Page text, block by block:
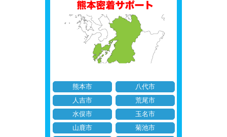
熊本市
八代市
人吉市
荒尾市
水俣市
玉名市
山鹿市
菊池市